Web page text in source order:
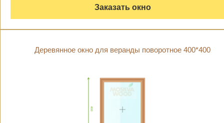
Заказать окно
Деревянное окно для веранды поворотное 400*400